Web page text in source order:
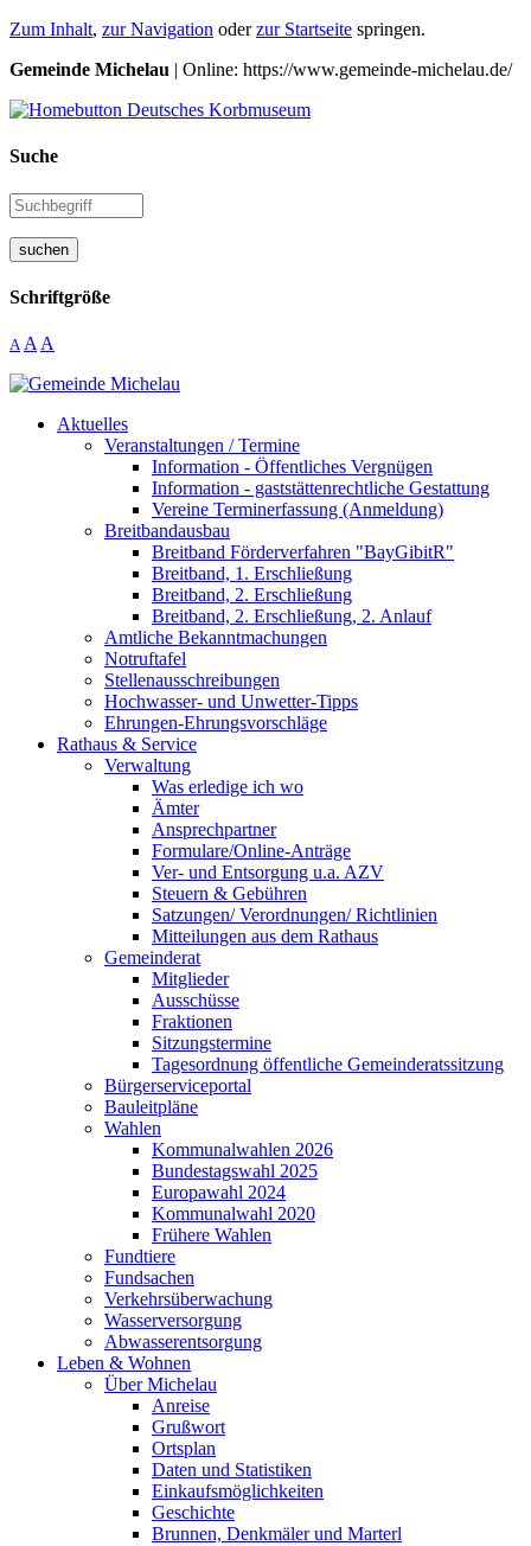
Zum Inhalt, zur Navigation oderzur Startseite springen.
Gemeinde Michelau | Online: https://www.gemeinde-michelau.de/
Suche
suchen
Schriftgröße
A A A
Aktuelles
Veranstaltungen / Termine
Information - Öffentliches Vergnügen
Information - gaststättenrechtliche Gestattung
Vereine Terminerfassung (Anmeldung)
Breitbandausbau
Breitband Förderverfahren "BayGibitR"
Breitband, 1. Erschließung
Breitband, 2. Erschließung
Breitband, 2. Erschließung, 2. Anlauf
Amtliche Bekanntmachungen
Notruftafel
Stellenausschreibungen
Hochwasser- und Unwetter-Tipps
Ehrungen-Ehrungsvorschläge
Rathaus & Service
Verwaltung
Was erledige ich wo
Ämter
Ansprechpartner
Formulare/Online-Anträge
Ver- und Entsorgung u.a. AZV
Steuern & Gebühren
Satzungen/ Verordnungen/ Richtlinien
Mitteilungen aus dem Rathaus
Gemeinderat
Mitglieder
Ausschüsse
Fraktionen
Sitzungstermine
Tagesordnung öffentliche Gemeinderatssitzung
Bürgerserviceportal
Bauleitpläne
Wahlen
Kommunalwahlen 2026
Bundestagswahl 2025
Europawahl 2024
Kommunalwahl 2020
Frühere Wahlen
Fundtiere
Fundsachen
Verkehrsüberwachung
Wasserversorgung
Abwasserentsorgung
Leben & Wohnen
Über Michelau
Anreise
Grußwort
Ortsplan
Daten und Statistiken
Einkaufsmöglichkeiten
Geschichte
Brunnen, Denkmäler und Marterl